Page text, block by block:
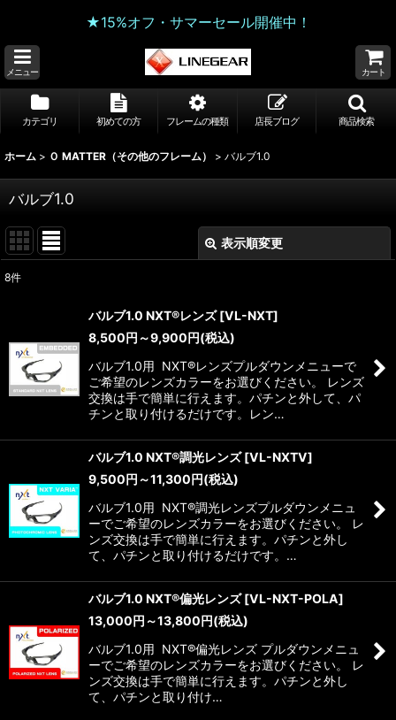
★15%オフ・サマーセール開催中！
メニュー カート
カテゴリ 初めての方 フレームの種類 店長ブログ 商品検索
ホーム > Ｏ MATTER（その他のフレーム） > バルブ1.0
バルブ1.0
表示順変更
並び順:
絞り込む
8件
バルブ1.0 NXT®レンズ [VL-NXT]
8,500円 ～9,900円(税込)
バルブ1.0用 NXT®レンズプルダウンメニューで
ご希望のレンズカラーをお選びください。 レンズ
交換は手で簡単に行えます。パチンと外して、パ
チンと取り付けるだけです。レン…
バルブ1.0 NXT®調光レンズ [VL-NXTV]
9,500円 ～11,300円(税込)
バルブ1.0用 NXT®調光レンズプルダウンメニュ
ーでご希望のレンズカラーをお選びください。 レ
ンズ交換は手で簡単に行えます。パチンと外し
て、パチンと取り付けるだけです。…
バルブ1.0 NXT®偏光レンズ [VL-NXT-POLA]
13,000円 ～13,800円(税込)
バルブ1.0用 NXT®偏光レンズ プルダウンメニュ
ーでご希望のレンズカラーをお選びください。 レ
ンズ交換は手で簡単に行えます。パチンと外し
て、パチンと取り付け…